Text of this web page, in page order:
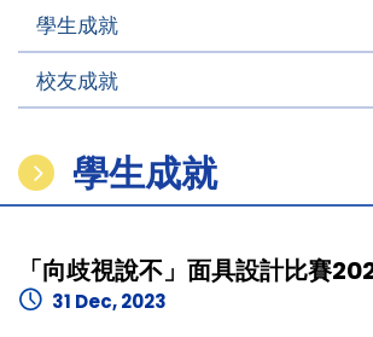
學生成就
校友成就
學生成就
「向歧視說不」面具設計比賽
31 Dec, 2023